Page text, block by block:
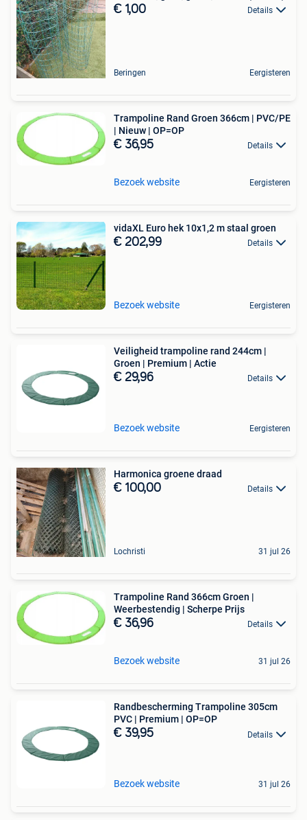
€ 1,00 Details
Beringen Eergisteren
Trampoline Rand Groen 366cm | PVC/PE
| Nieuw | OP=OP
€ 36,95 Details
Bezoek website Eergisteren
vidaXL Euro hek 10x1,2 m staal groen
€ 202,99 Details
Bezoek website Eergisteren
Veiligheid trampoline rand 244cm |
Groen | Premium | Actie
€ 29,96 Details
Bezoek website Eergisteren
Harmonica groene draad
€ 100,00 Details
Lochristi 31 jul 26
Trampoline Rand 366cm Groen |
Weerbestendig | Scherpe Prijs
€ 36,96 Details
Bezoek website 31 jul 26
Randbescherming Trampoline 305cm
PVC | Premium | OP=OP
€ 39,95 Details
Bezoek website 31 jul 26